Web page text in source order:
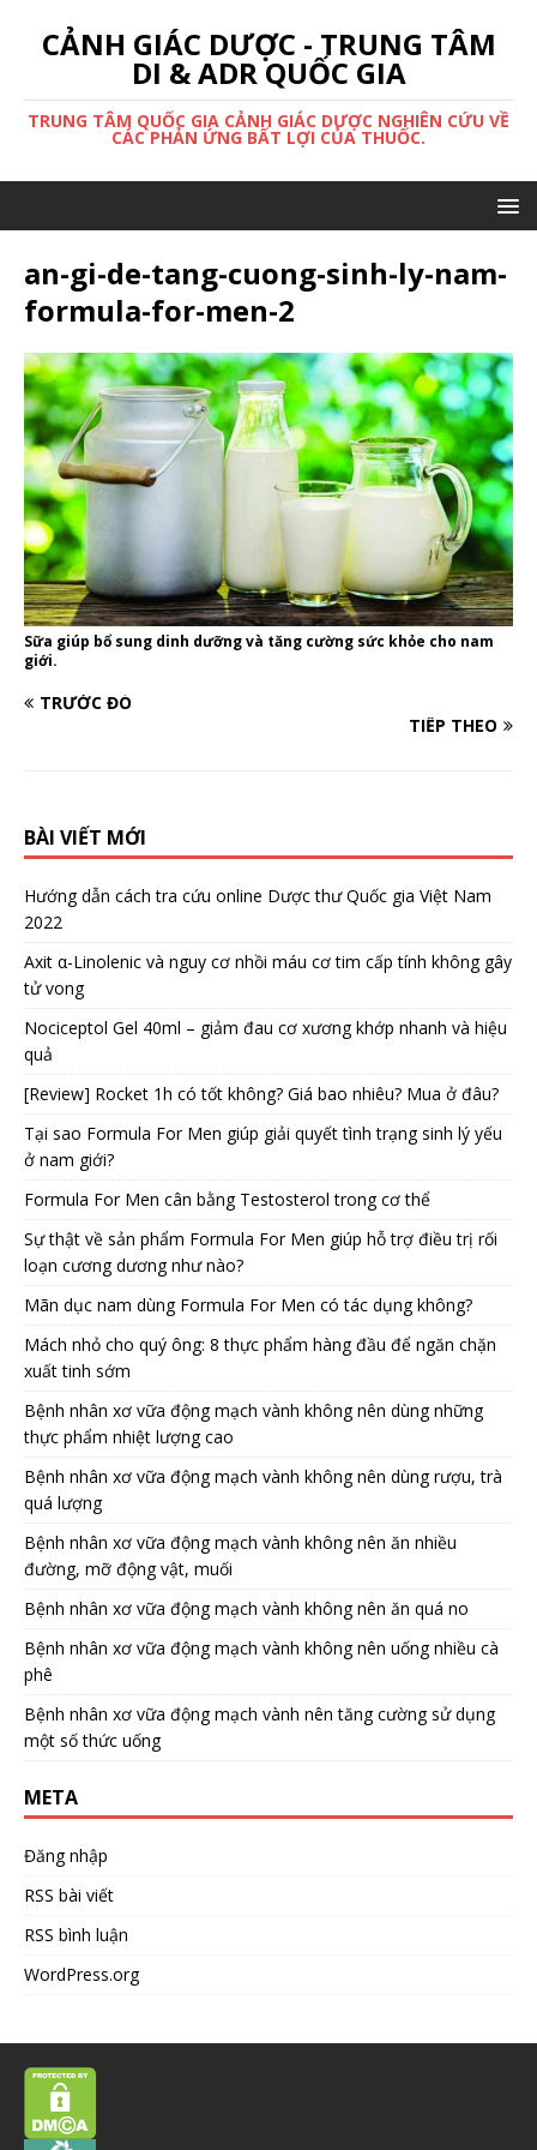
CẢNH GIÁC DƯỢC - TRUNG TÂM
DI & ADR QUỐC GIA
TRUNG TÂM QUỐC GIA CẢNH GIÁC DƯỢC NGHIÊN CỨU VỀ
CÁC PHẢN ỨNG BẤT LỢI CỦA THUỐC.
an-gi-de-tang-cuong-sinh-ly-nam-
formula-for-men-2
Sữa giúp bổ sung dinh dưỡng và tăng cường sức khỏe cho nam
giới.
TRƯỚC ĐÓ
TIẾP THEO
BÀI VIẾT MỚI
Hướng dẫn cách tra cứu online Dược thư Quốc gia Việt Nam
2022
Axit α-Linolenic và nguy cơ nhồi máu cơ tim cấp tính không gây
tử vong
Nociceptol Gel 40ml – giảm đau cơ xương khớp nhanh và hiệu
quả
[Review] Rocket 1h có tốt không? Giá bao nhiêu? Mua ở đâu?
Tại sao Formula For Men giúp giải quyết tình trạng sinh lý yếu
ở nam giới?
Formula For Men cân bằng Testosterol trong cơ thể
Sự thật về sản phẩm Formula For Men giúp hỗ trợ điều trị rối
loạn cương dương như nào?
Mãn dục nam dùng Formula For Men có tác dụng không?
Mách nhỏ cho quý ông: 8 thực phẩm hàng đầu để ngăn chặn
xuất tinh sớm
Bệnh nhân xơ vữa động mạch vành không nên dùng những
thực phẩm nhiệt lượng cao
Bệnh nhân xơ vữa động mạch vành không nên dùng rượu, trà
quá lượng
Bệnh nhân xơ vữa động mạch vành không nên ăn nhiều
đường, mỡ động vật, muối
Bệnh nhân xơ vữa động mạch vành không nên ăn quá no
Bệnh nhân xơ vữa động mạch vành không nên uống nhiều cà
phê
Bệnh nhân xơ vữa động mạch vành nên tăng cường sử dụng
một số thức uống
META
Đăng nhập
RSS bài viết
RSS bình luận
WordPress.org